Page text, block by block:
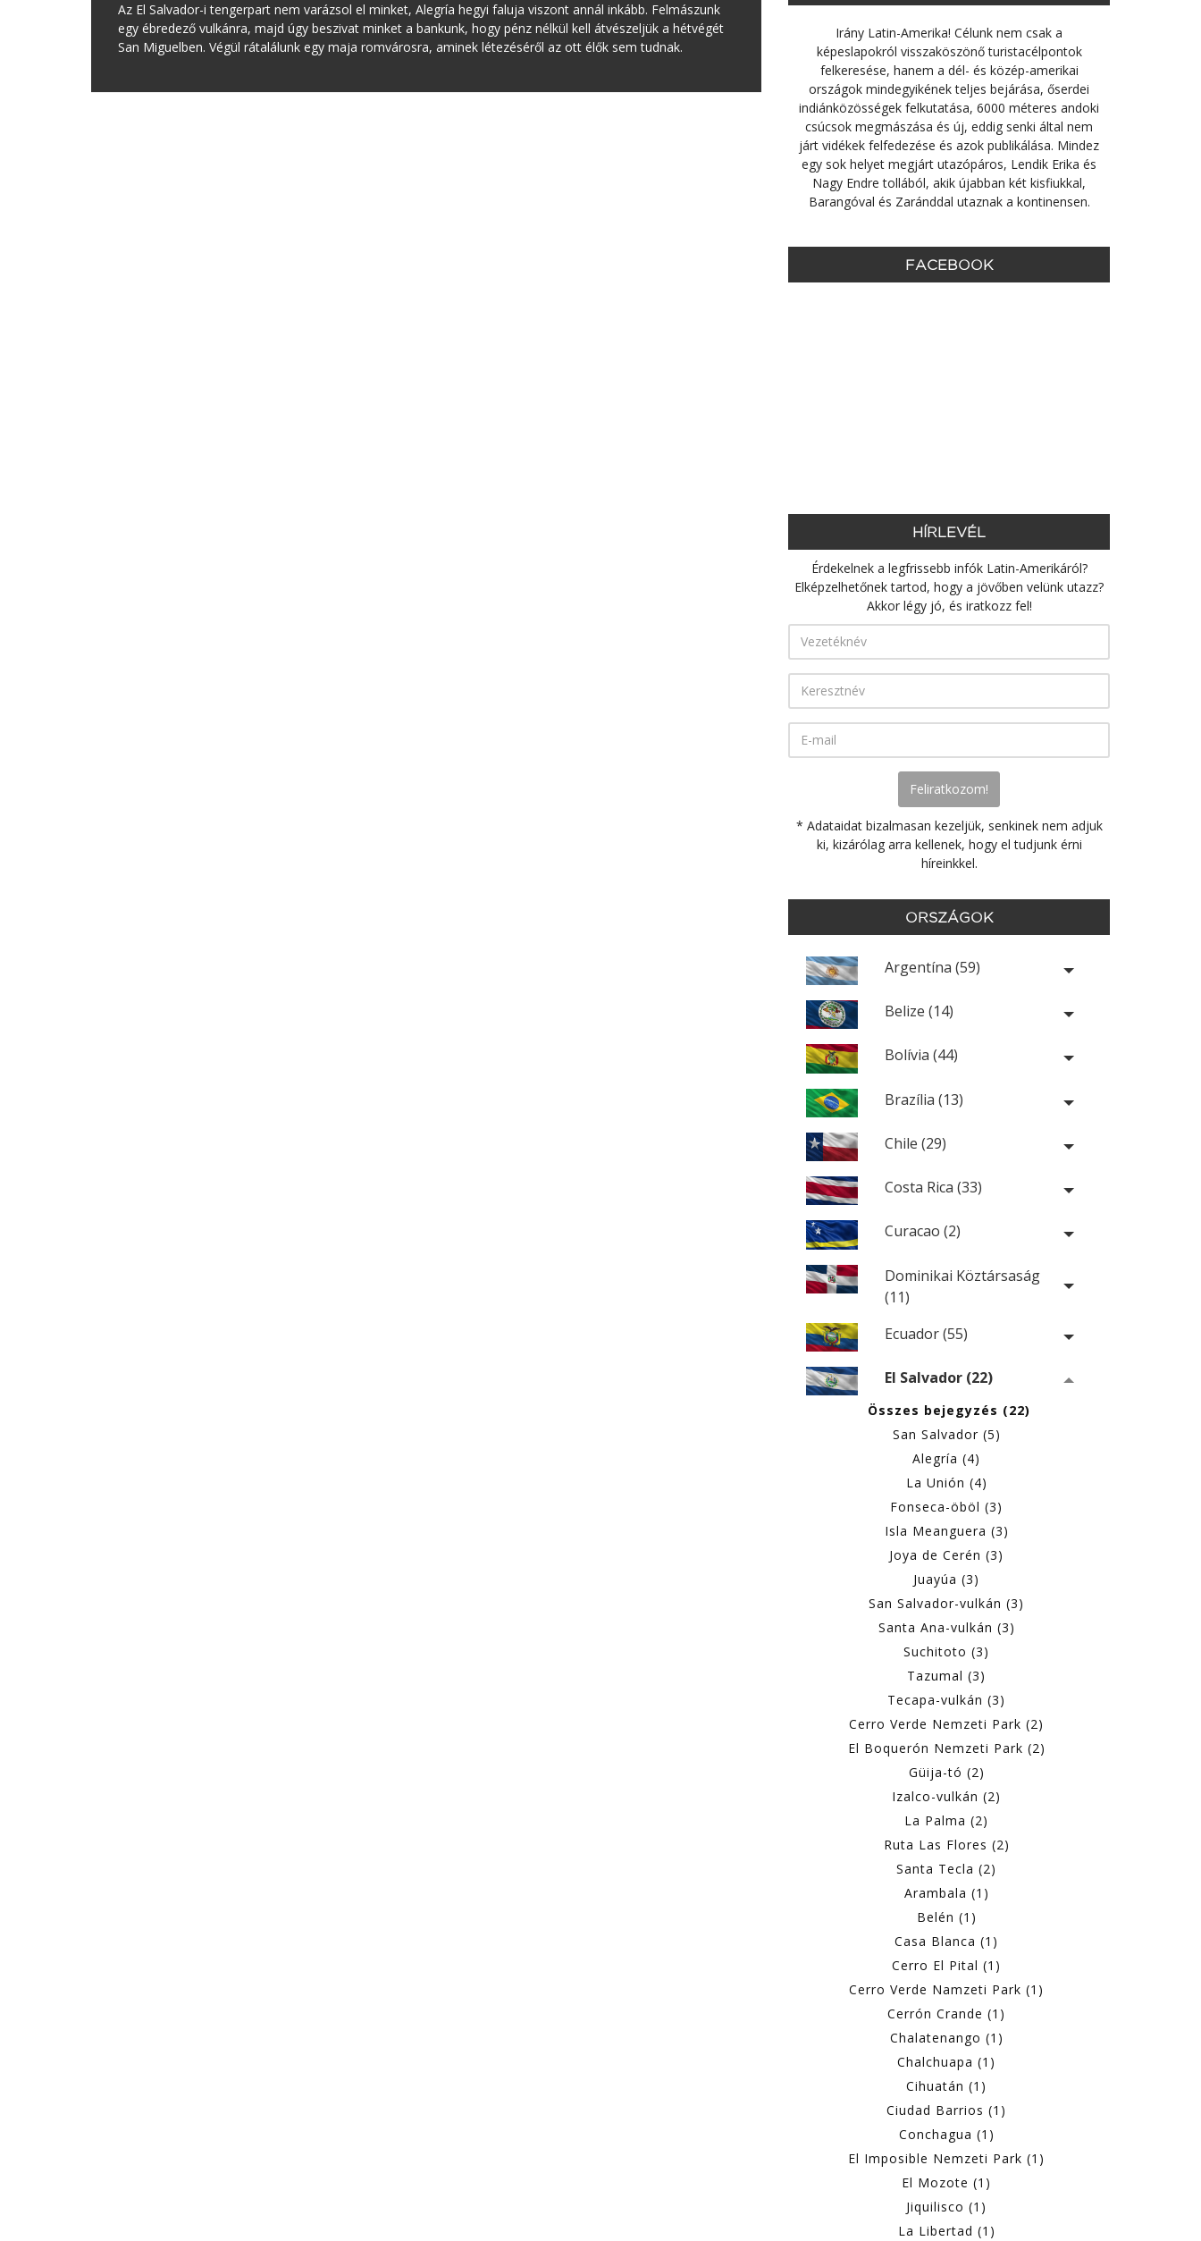
Az El Salvador-i tengerpart nem varázsol el minket, Alegría hegyi faluja viszont annál inkább. Felmászunk
egy ébredező vulkánra, majd úgy beszivat minket a bankunk, hogy pénz nélkül kell átvészeljük a hétvégét
San Miguelben. Végül rátalálunk egy maja romvárosra, aminek létezéséről az ott élők sem tudnak.
Irány Latin-Amerika! Célunk nem csak a
képeslapokról visszaköszönő turistacélpontok
felkeresése, hanem a dél- és közép-amerikai
országok mindegyikének teljes bejárása, őserdei
indiánközösségek felkutatása, 6000 méteres andoki
csúcsok megmászása és új, eddig senki által nem
járt vidékek felfedezése és azok publikálása. Mindez
egy sok helyet megjárt utazópáros, Lendik Erika és
Nagy Endre tollából, akik újabban két kisfiukkal,
Barangóval és Zaránddal utaznak a kontinensen.
FACEBOOK
HÍRLEVÉL
Érdekelnek a legfrissebb infók Latin-Amerikáról?
Elképzelhetőnek tartod, hogy a jövőben velünk utazz?
Akkor légy jó, és iratkozz fel!
* Adataidat bizalmasan kezeljük, senkinek nem adjuk
ki, kizárólag arra kellenek, hogy el tudjunk érni
híreinkkel.
ORSZÁGOK
Argentína (59)
Belize (14)
Bolívia (44)
Brazília (13)
Chile (29)
Costa Rica (33)
Curacao (2)
Dominikai Köztársaság
(11)
Ecuador (55)
El Salvador (22)
Összes bejegyzés (22)
San Salvador (5)
Alegría (4)
La Unión (4)
Fonseca-öböl (3)
Isla Meanguera (3)
Joya de Cerén (3)
Juayúa (3)
San Salvador-vulkán (3)
Santa Ana-vulkán (3)
Suchitoto (3)
Tazumal (3)
Tecapa-vulkán (3)
Cerro Verde Nemzeti Park (2)
El Boquerón Nemzeti Park (2)
Güija-tó (2)
Izalco-vulkán (2)
La Palma (2)
Ruta Las Flores (2)
Santa Tecla (2)
Arambala (1)
Belén (1)
Casa Blanca (1)
Cerro El Pital (1)
Cerro Verde Namzeti Park (1)
Cerrón Crande (1)
Chalatenango (1)
Chalchuapa (1)
Cihuatán (1)
Ciudad Barrios (1)
Conchagua (1)
El Imposible Nemzeti Park (1)
El Mozote (1)
Jiquilisco (1)
La Libertad (1)